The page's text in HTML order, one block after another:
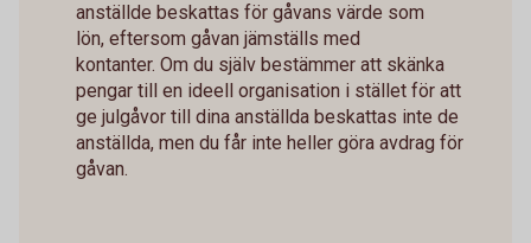
anställde beskattas för gåvans värde som
lön, eftersom gåvan jämställs med
kontanter. Om du själv bestämmer att skänka
pengar till en ideell organisation i stället för att
ge julgåvor till dina anställda beskattas inte de
anställda, men du får inte heller göra avdrag för
gåvan.